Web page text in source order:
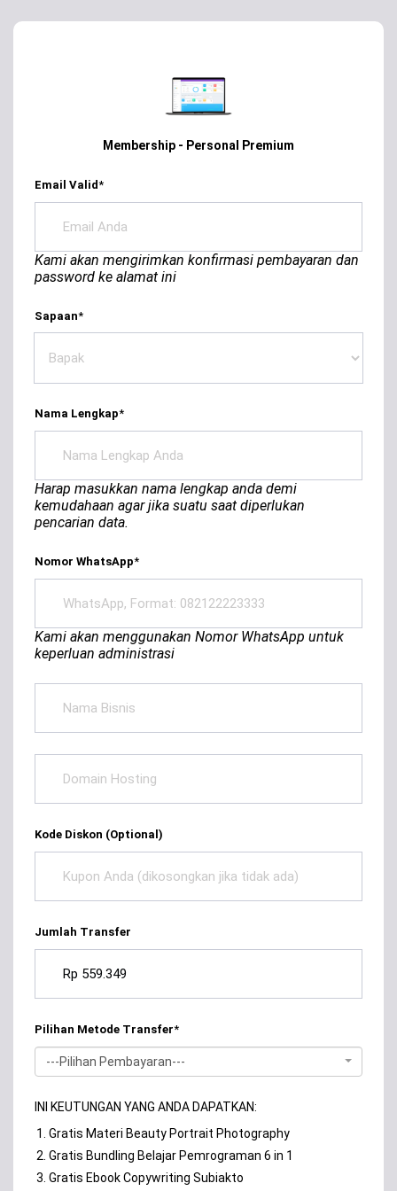
Membership - Personal Premium
Email Valid*
Kami akan mengirimkan konfirmasi pembayaran dan
password ke alamat ini
Sapaan*
Nama Lengkap*
Harap masukkan nama lengkap anda demi
kemudahaan agar jika suatu saat diperlukan
pencarian data.
Nomor WhatsApp*
Kami akan menggunakan Nomor WhatsApp untuk
keperluan administrasi
Kode Diskon (Optional)
Jumlah Transfer
Pilihan Metode Transfer*
---Pilihan Pembayaran---
INI KEUTUNGAN YANG ANDA DAPATKAN:
Gratis Materi Beauty Portrait Photography
Gratis Bundling Belajar Pemrograman 6 in 1
Gratis Ebook Copywriting Subiakto